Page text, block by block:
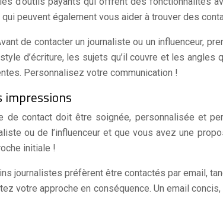
peuvent également vous aider à trouver des
de contacter un journaliste ou un influenceur,
d’écriture, les sujets qu’il couvre et les
Personnalisez votre communication !
impressions
contact doit être soignée, personnalisée et
ou de l’influenceur et que vous avez une
initiale !
journalistes préfèrent être contactés par email,
votre approche en conséquence. Un email